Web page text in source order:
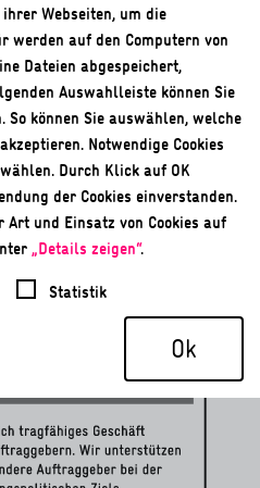
Webseiten, um die
werden auf den Computern von
Dateien abgespeichert,
Auswahlleiste können Sie
So können Sie auswählen, welche
Notwendige Cookies
Durch Klick auf OK
der Cookies einverstanden.
und Einsatz von Cookies auf
„Details zeigen“.
Statistik
Ok